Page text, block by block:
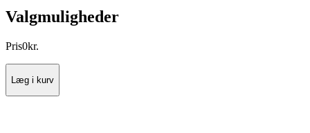
Valgmuligheder
Pris0kr.
Læg i kurv